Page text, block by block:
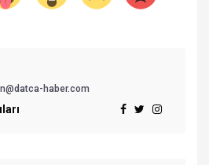
haber.com